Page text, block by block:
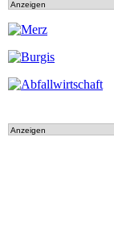
Anzeigen
Anzeigen